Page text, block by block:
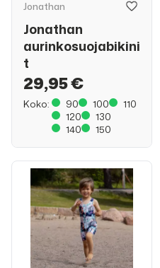
Jonathan
Jonathan
aurinkosuojabikini
t
29,95 €
Koko: 90 100
110
120
130
140
150